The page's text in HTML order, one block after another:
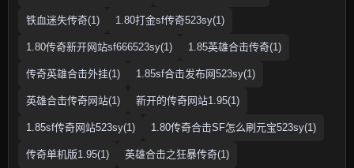
铁血迷失传奇(1) 1.80打金sf传奇523sy(1)
1.80传奇新开网站sf666523sy(1) 1.85英雄合击传奇(1)
传奇英雄合击外挂(1) 1.85sf合击发布网523sy(1)
英雄合击传奇网站(1) 新开的传奇网站1.95(1)
1.85sf传奇网站523sy(1) 1.80传奇合击SF怎么刷元宝523sy(1)
传奇单机版1.95(1) 英雄合击之狂暴传奇(1)